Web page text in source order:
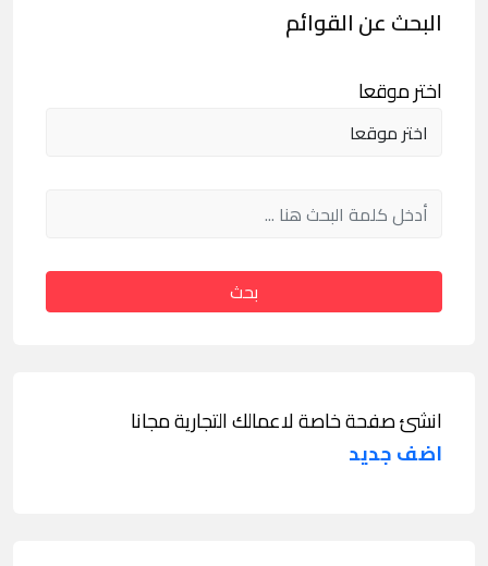
البحث عن القوائم
اختر موقعا
بحث
انشئ صفحة خاصة لاعمالك التجارية مجانا
اضف جديد